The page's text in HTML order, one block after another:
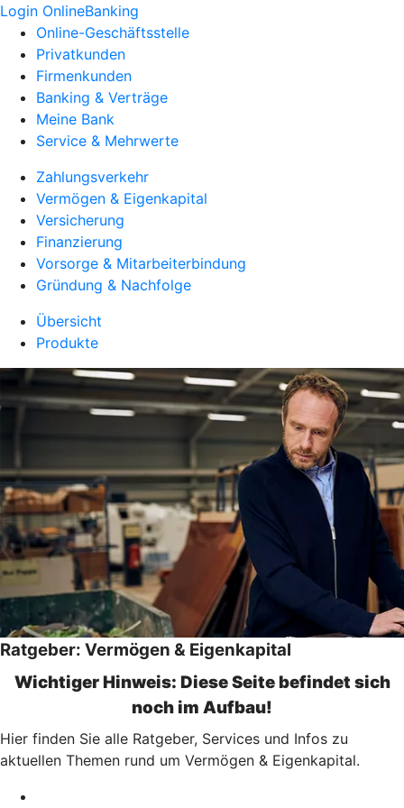
Login OnlineBanking
Online-Geschäftsstelle
Privatkunden
Firmenkunden
Banking & Verträge
Meine Bank
Service & Mehrwerte
Zahlungsverkehr
Vermögen & Eigenkapital
Versicherung
Finanzierung
Vorsorge & Mitarbeiterbindung
Gründung & Nachfolge
Übersicht
Produkte
Ratgeber: Vermögen & Eigenkapital
Wichtiger Hinweis: Diese Seite befindet sich
noch im Aufbau!
Hier finden Sie alle Ratgeber, Services und Infos zu
aktuellen Themen rund um Vermögen & Eigenkapital.